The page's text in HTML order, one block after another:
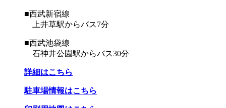
■西武新宿線
上井草駅からバス7分
■西武池袋線
石神井公園駅からバス30分
詳細はこちら
駐車場情報はこちら